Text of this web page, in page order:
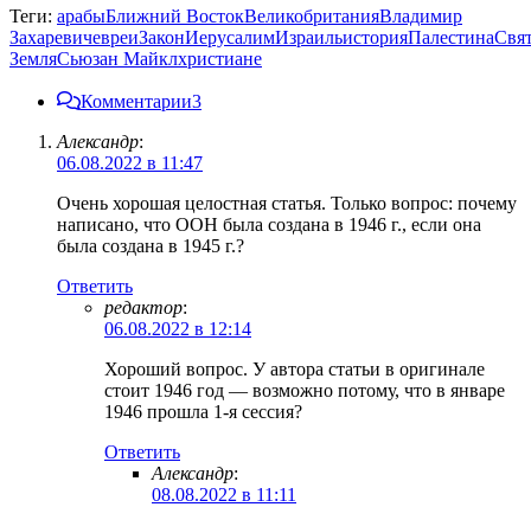
Теги: арабыБлижний ВостокВеликобританияВладимир
ЗахаревичевреиЗаконИерусалимИзраильисторияПалестина
ЗемляСьюзан Майклхристиане
Комментарии3
Александр:
06.08.2022 в 11:47
Очень хорошая целостная статья. Только вопрос: почему
написано, что ООН была создана в 1946 г., если она
была создана в 1945 г.?
Ответить
редактор:
06.08.2022 в 12:14
Хороший вопрос. У автора статьи в оригинале
стоит 1946 год — возможно потому, что в январе
1946 прошла 1-я сессия?
Ответить
Александр:
08.08.2022 в 11:11